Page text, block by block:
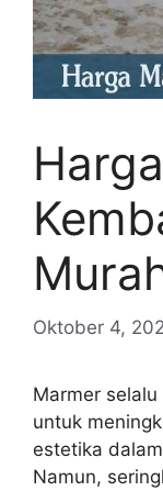
Oktober 4,
Marmer
untuk
estetika
Namun,